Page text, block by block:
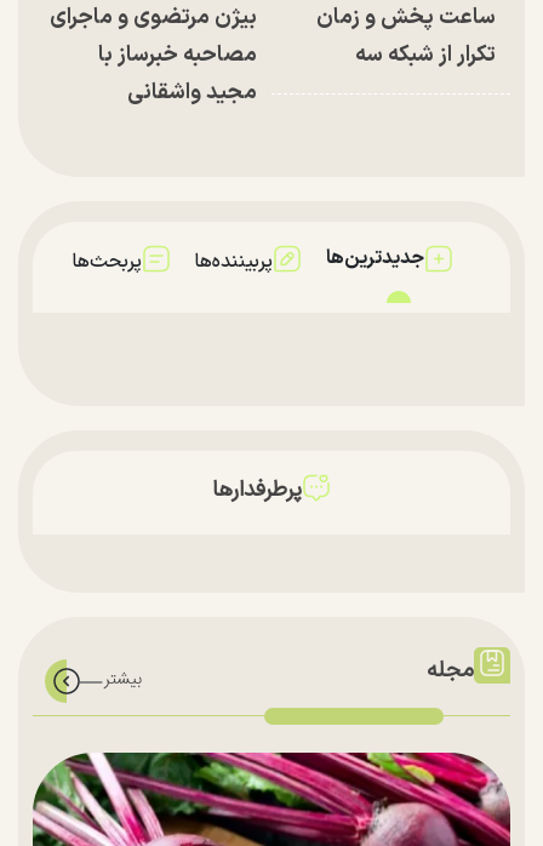
ساعت پخش و زمان
تکرار از شبکه سه
بیژن مرتضوی و ماجرای
مصاحبه خبرساز با
مجید واشقانی
جدیدترین‌ها پربیننده‌ها پربحث‌ها
پرطرفدارها
مجله